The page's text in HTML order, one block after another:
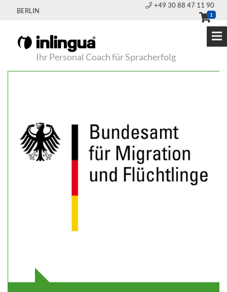
BERLIN
+49 30 88 47 11 90
1
Ihr Personal Coach für Spracherfolg